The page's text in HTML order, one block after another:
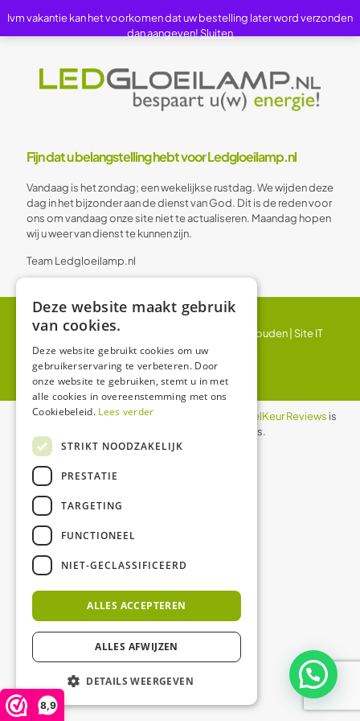
8,9
Fijn dat u belangstelling hebt voor Ledgloeilamp.nl
Vandaag is het zondag; een wekelijkse rustdag. We wijden deze
dag in het bijzonder aan de dienst van God. Dit is de reden voor
ons om vandaag onze site niet te actualiseren. Maandag hopen
wij u weer van dienst te kunnen zijn.
Team Ledgloeilamp.nl
© 2024 Ledgloeilamp | Alle rechten voorbehouden | Site IT
BV
De waardering van ledgloeilamp.nl bij WebwinkelKeur Reviews is
8.9/10 gebaseerd op 1158 reviews.
Ivm vakantie kan het voorkomen dat uw bestelling later word verzonden
dan aangeven! Sluiten
Deze website maakt gebruik
van cookies.
Deze website gebruikt cookies om uw
gebruikerservaring te verbeteren. Door
onze website te gebruiken, stemt u in met
alle cookies in overeenstemming met ons
Cookiebeleid. Lees verder
STRIKT NOODZAKELIJK
PRESTATIE
TARGETING
FUNCTIONEEL
NIET-GECLASSIFICEERD
ALLES ACCEPTEREN
ALLES AFWIJZEN
DETAILS WEERGEVEN